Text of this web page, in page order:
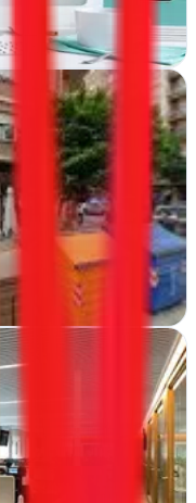
Saul Cortés potencia tu
de marketing en
digitales que
publicidad y diseño